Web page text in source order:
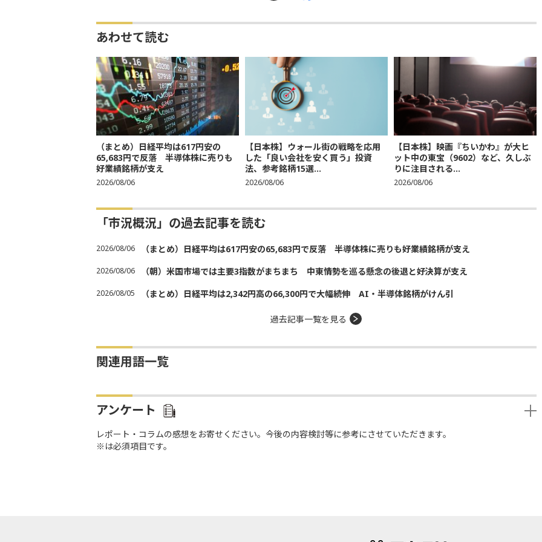
あわせて読む
（まとめ）日経平均は617円安の
65,683円で反落 半導体株に売りも
好業績銘柄が支え
2026/08/06
【日本株】ウォール街の戦略を応用
した「良い会社を安く買う」投資
法、参考銘柄15選...
2026/08/06
【日本株】映画『ちいかわ』が大ヒ
ット中の東宝（9602）など、久しぶ
りに注目される...
2026/08/06
「市況概況」の過去記事を読む
2026/08/06 （まとめ）日経平均は617円安の65,683円で反落 半導体株に売りも好業績銘柄が支え
2026/08/06 （朝）米国市場では主要3指数がまちまち 中東情勢を巡る懸念の後退と好決算が支え
2026/08/05 （まとめ）日経平均は2,342円高の66,300円で大幅続伸 AI・半導体銘柄がけん引
過去記事一覧を見る
関連用語一覧
アンケート
レポート・コラムの感想をお寄せください。今後の内容検討等に参考にさせていただきます。
※は必須項目です。